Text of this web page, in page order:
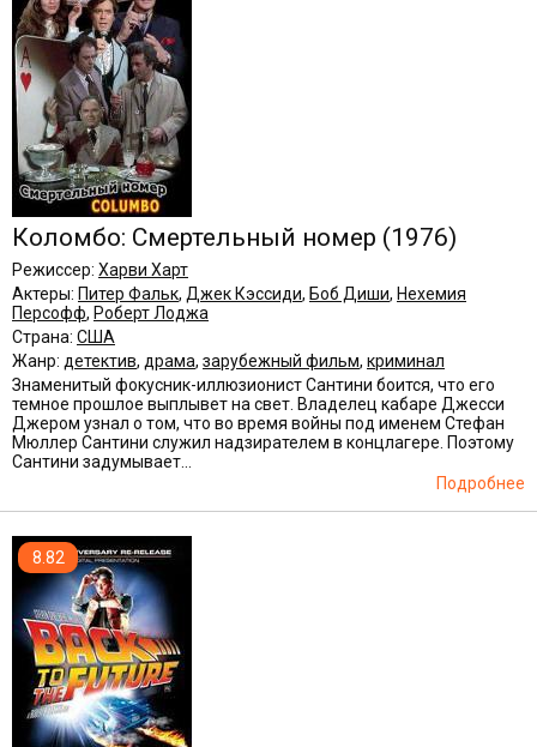
Коломбо: Смертельный номер (1976)
Режиссер: Харви Харт
Актеры: Питер Фальк, Джек Кэссиди, Боб Диши, Нехемия
Персофф, Роберт Лоджа
Страна: США
Жанр: детектив, драма, зарубежный фильм, криминал
Знаменитый фокусник-иллюзионист Сантини боится, что его
темное прошлое выплывет на свет. Владелец кабаре Джесси
Джером узнал о том, что во время войны под именем Стефан
Мюллер Сантини служил надзирателем в концлагере. Поэтому
Сантини задумывает...
Подробнее
8.82